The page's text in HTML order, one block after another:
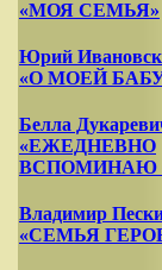
«МОЯ СЕМЬЯ»
Юрий
«О МОЕЙ
Белла
«ЕЖЕДНЕВНО
ВСПОМИНАЮ
Владимир
«СЕМЬЯ